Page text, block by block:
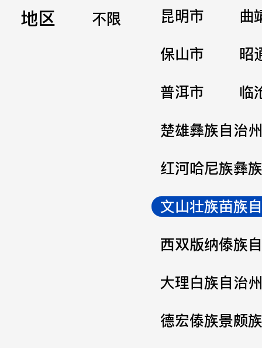
地区 不限 昆明市
曲
保山市
昭
普洱市
临
楚雄彝族自治州
红河哈尼族彝
文山壮族苗族
西双版纳傣族
大理白族自治州
德宏傣族景颇